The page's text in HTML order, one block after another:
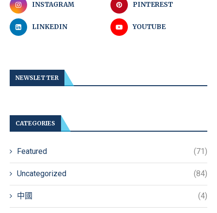
INSTAGRAM PINTEREST
LINKEDIN YOUTUBE
NEWSLETTER
CATEGORIES
Featured (71)
Uncategorized (84)
中國 (4)